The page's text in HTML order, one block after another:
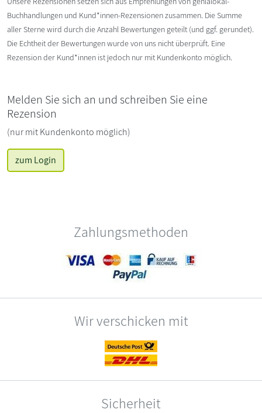
Buchhandlungen und Kund*innen-Rezensionen zusammen. Die Summe
aller Sterne wird durch die Anzahl Bewertungen geteilt (und ggf. gerundet).
Die Echtheit der Bewertungen wurde von uns nicht überprüft. Eine
Rezension der Kund*innen ist jedoch nur mit Kundenkonto möglich.
Melden Sie sich an und schreiben Sie eine
Rezension
(nur mit Kundenkonto möglich)
zum Login
Zahlungsmethoden
Wir verschicken mit
Sicherheit